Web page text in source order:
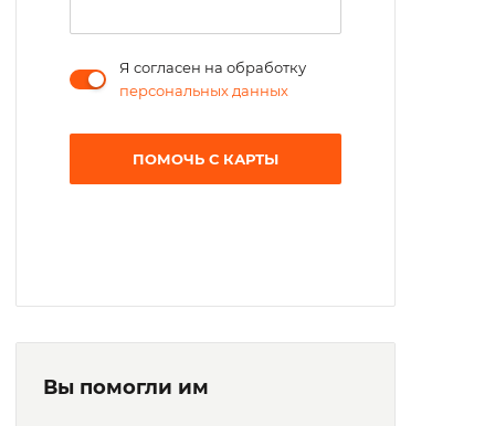
Я согласен на обработку
персональных данных
ПОМОЧЬ С КАРТЫ
Вы помогли им